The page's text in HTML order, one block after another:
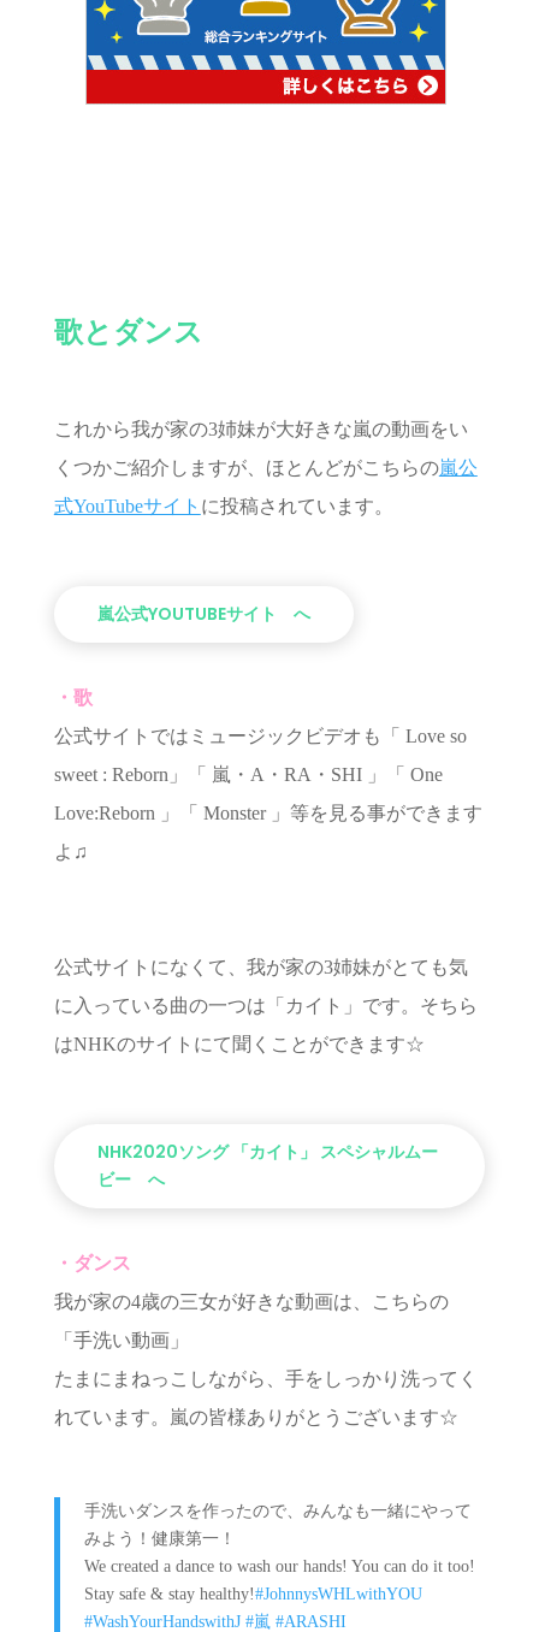
歌とダンス
これから我が家の3姉妹が大好きな嵐の動画をい
くつかご紹介しますが、ほとんどがこちらの嵐公
式YouTubeサイト に投稿されています。
嵐公式YOUTUBEサイト へ
・歌
公式サイトではミュージックビデオも「 Love so
sweet : Reborn」「 嵐・A・RA・SHI 」「 One
Love:Reborn 」「 Monster 」等を見る事ができます
よ♫
公式サイトになくて、我が家の3姉妹がとても気
に入っている曲の一つは「カイト」です。そちら
はNHKのサイトにて聞くことができます☆
NHK2020ソング 「カイト」 スペシャルムー
ビー へ
・ダンス
我が家の4歳の三女が好きな動画は、こちらの
「手洗い動画」
たまにまねっこしながら、手をしっかり洗ってく
れています。嵐の皆様ありがとうございます☆
手洗いダンスを作ったので、みんなも一緒にやって
みよう！健康第一！
We created a dance to wash our hands! You can do it too!
Stay safe & stay healthy!#JohnnysWHLwithYOU
#WashYourHandswithJ #嵐 #ARASHI